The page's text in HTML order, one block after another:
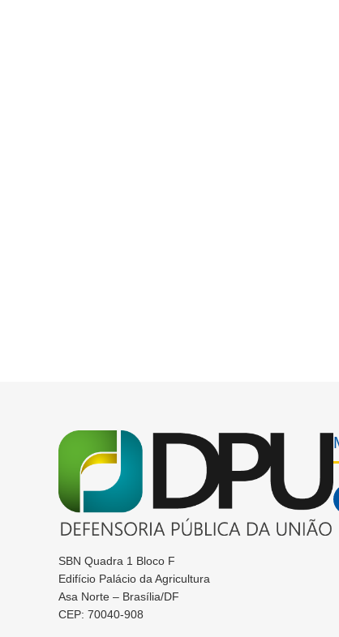
SBN Quadra 1 Bloco F
Edifício Palácio da Agricultura
Asa Norte – Brasília/DF
CEP: 70040-908